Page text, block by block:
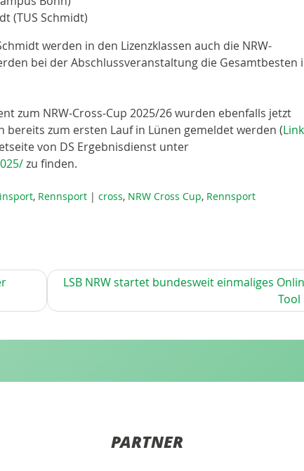
(TUS Schmidt)
werden in den Lizenzklassen auch die NRW-
bei der Abschlussveranstaltung die Gesamtbesten
zum NRW-Cross-Cup 2025/26 wurden ebenfalls jetzt
bereits zum ersten Lauf in Lünen gemeldet werden (Link
von DS Ergebnisdienst unter
zu finden.
, Rennsport | cross, NRW Cross Cup, Rennsport
LSB NRW startet bundesweit einmaliges
Tool
PARTNER